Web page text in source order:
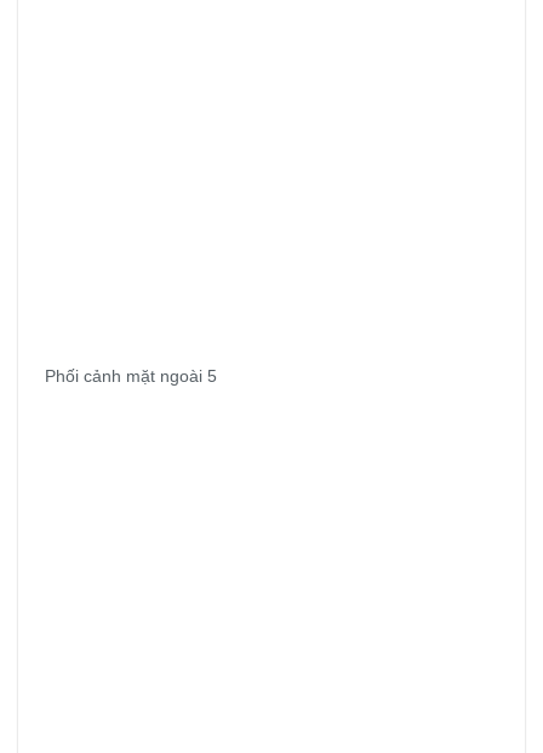
Phối cảnh mặt ngoài 5